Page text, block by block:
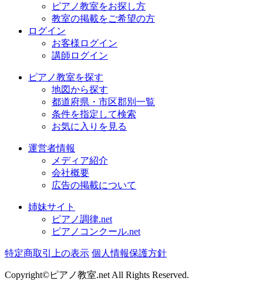
ピアノ教室をお探し方
教室の掲載をご希望の方
ログイン
お客様ログイン
講師ログイン
ピアノ教室を探す
地図から探す
都道府県・市区郡別一覧
条件を指定して検索
お気に入りを見る
運営者情報
メディア紹介
会社概要
広告の掲載について
姉妹サイト
ピアノ調律.net
ピアノコンクール.net
特定商取引上の表示 個人情報保護方針
Copyright©ピアノ教室.net All Rights Reserved.